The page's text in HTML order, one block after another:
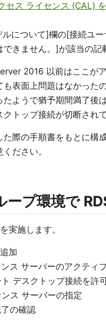
セス ライセンス (CAL)
について]欄の[接続ユ
きません。]が該当の記
2016 以前はここが
も表面上問題はなかっ
たようで猶予期間満了後
トップ接続が切断され
た際の手順書をもとに構
ださい。
ープ環境で
実施します。
加
ス サーバーのアクティ
デスクトップ接続を許
ス サーバーの指定
の確認